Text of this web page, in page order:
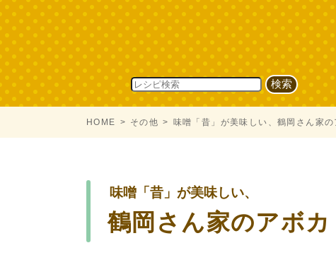
HOME その他 味噌「昔」が美味しい、鶴岡さん家
味噌「昔」が美味しい、
鶴岡さん家のアボ